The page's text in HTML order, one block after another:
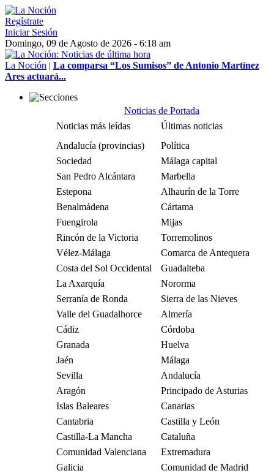
Regístrate
Iniciar Sesión
Domingo, 09 de Agosto de 2026 - 6:18 am
La Noción | La comparsa “Los Sumisos” de Antonio Martínez
Ares actuará...
Noticias de Portada
Noticias más leídas
Últimas noticias
Andalucía (provincias)
Política
Sociedad
Málaga capital
San Pedro Alcántara
Marbella
Estepona
Alhaurín de la Torre
Benalmádena
Cártama
Fuengirola
Mijas
Rincón de la Victoria
Torremolinos
Vélez-Málaga
Comarca de Antequera
Costa del Sol Occidental
Guadalteba
La Axarquía
Nororma
Serranía de Ronda
Sierra de las Nieves
Valle del Guadalhorce
Almería
Cádiz
Córdoba
Granada
Huelva
Jaén
Málaga
Sevilla
Andalucía
Aragón
Principado de Asturias
Islas Baleares
Canarias
Cantabria
Castilla y León
Castilla-La Mancha
Cataluña
Comunidad Valenciana
Extremadura
Galicia
Comunidad de Madrid